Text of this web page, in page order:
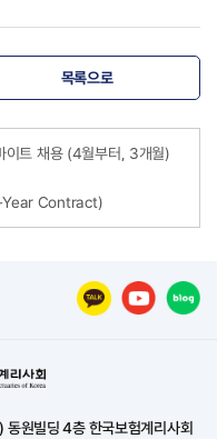
목록으로
이트 채용 (4월부터, 3개월)
Year Contract)
원빌딩 4층 한국보험계리사회